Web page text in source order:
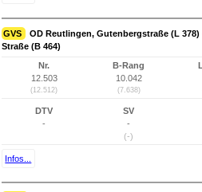
GVS
OD Reutlingen, Gutenbergstraße (L
Straße (B 464)
Nr.
12.503
(12.512)
B-Rang
10.042
(7.638)
DTV
-
SV
-
(-)
Infos...